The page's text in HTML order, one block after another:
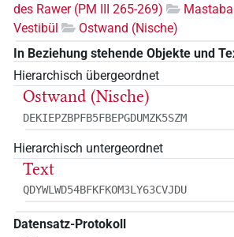
des Rawer (PM III 265-269)
Vestibül
Ostwand (Nische)
In Beziehung stehende Objekte und
Hierarchisch übergeordnet
Ostwand (Nische)
DEKIEPZBPFB5FBEPGDUMZK5SZM
Hierarchisch untergeordnet
Text
QDYWLWD54BFKFKOM3LY63CVJDU
Datensatz-Protokoll